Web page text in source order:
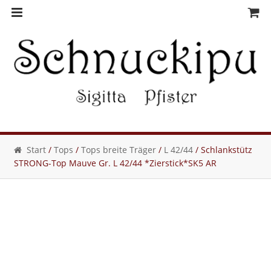
Skip
navigation
Skip
content
Start /Tops /Tops breite Träger / L 42/44 / Schlankstütz
STRONG-Top Mauve Gr. L 42/44 *Zierstick*SK5 AR